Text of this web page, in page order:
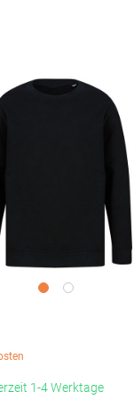
1-4 Werktage